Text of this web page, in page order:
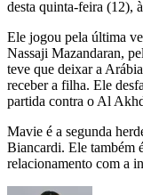
desta quinta-feira (12),
Ele jogou pela última
Nassaji Mazandaran,
teve que deixar a
receber a filha. Ele
partida contra o Al
Mavie é a segunda
Biancardi. Ele também
relacionamento com a